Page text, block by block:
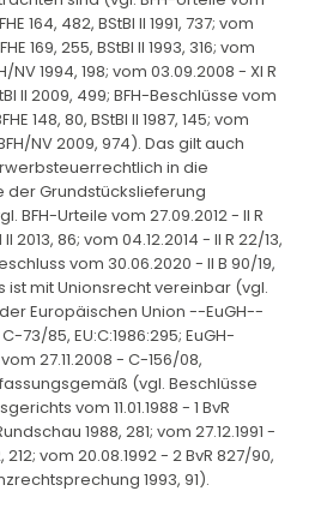
164, 482, BStBl II 1991, 737; vom
169, 255, BStBl II 1993, 316; vom
NV 1994, 198; vom 03.09.2008 - XI R
II 2009, 499; BFH-Beschlüsse vom
148, 80, BStBl II 1987, 145; vom
NV 2009, 974). Das gilt auch
in die
Grundstückslieferung
BFH-Urteile vom 27.09.2012 - II R
II 2013, 86; vom 04.12.2014 - II R 22/13,
vom 30.06.2020 - II B 90/19,
ist mit Unionsrecht vereinbar (vgl.
Europäischen Union --EuGH--
73/85, EU:C:1986:295; EuGH-
27.11.2008 - C-156/08,
(vgl. Beschlüsse
vom 11.01.1988 - 1 BvR
1988, 281; vom 27.12.1991 -
212; vom 20.08.1992 - 2 BvR 827/90,
1993, 91).